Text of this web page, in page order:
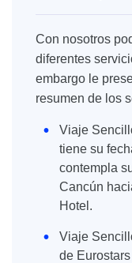
Con nosotros
diferentes
embargo le
resumen de los
Viaje
tiene su
contempla
Cancún
Hotel.
Viaje
de